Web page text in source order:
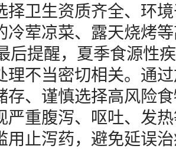
择卫生资质齐全、环
冷荤凉菜、露天烧烤
提醒，夏季食源性
理不当密切相关。通
存、谨慎选择高风险
严重腹泻、呕吐、发
用止泻药，避免延误